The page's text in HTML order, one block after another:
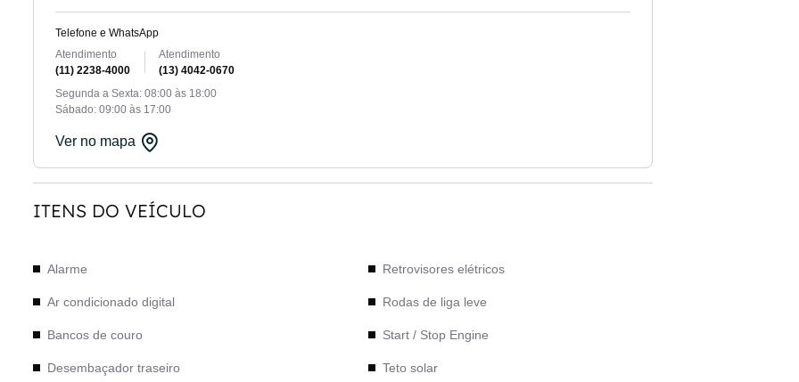
Telefone e WhatsApp
Atendimento
(11) 2238-4000
Atendimento
(13) 4042-0670
Segunda a Sexta: 08:00 às 18:00
Sábado: 09:00 às 17:00
Ver no mapa
ITENS DO VEÍCULO
Alarme
Ar condicionado digital
Bancos de couro
Desembaçador traseiro
Retrovisores elétricos
Rodas de liga leve
Start / Stop Engine
Teto solar